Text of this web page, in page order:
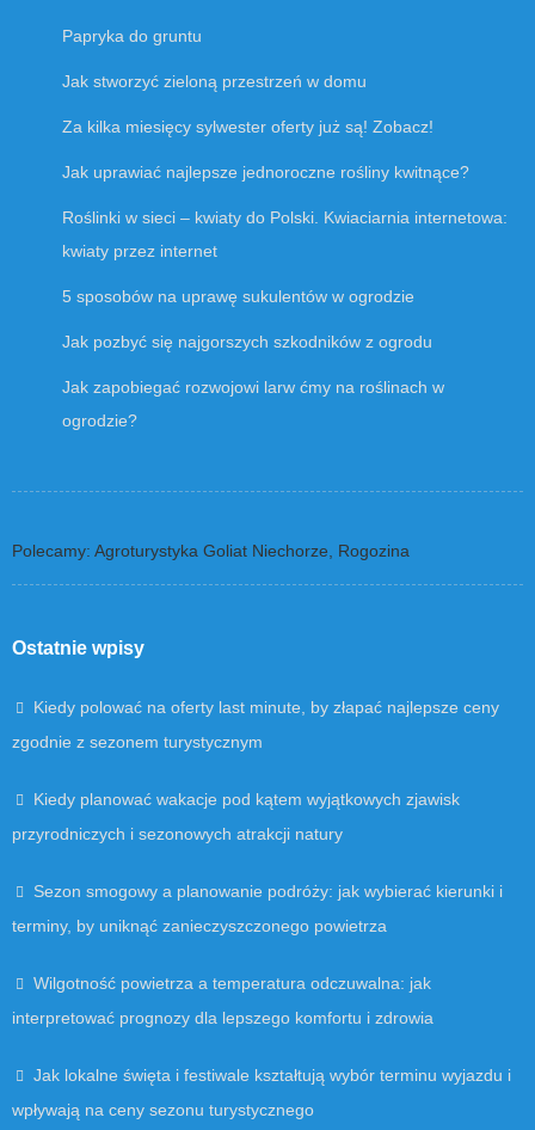
Papryka do gruntu
Jak stworzyć zieloną przestrzeń w domu
Za kilka miesięcy sylwester oferty już są! Zobacz!
Jak uprawiać najlepsze jednoroczne rośliny kwitnące?
Roślinki w sieci – kwiaty do Polski. Kwiaciarnia internetowa:
kwiaty przez internet
5 sposobów na uprawę sukulentów w ogrodzie
Jak pozbyć się najgorszych szkodników z ogrodu
Jak zapobiegać rozwojowi larw ćmy na roślinach w
ogrodzie?
Polecamy: Agroturystyka Goliat Niechorze, Rogozina
Ostatnie wpisy
Kiedy polować na oferty last minute, by złapać najlepsze ceny
zgodnie z sezonem turystycznym
Kiedy planować wakacje pod kątem wyjątkowych zjawisk
przyrodniczych i sezonowych atrakcji natury
Sezon smogowy a planowanie podróży: jak wybierać kierunki i
terminy, by uniknąć zanieczyszczonego powietrza
Wilgotność powietrza a temperatura odczuwalna: jak
interpretować prognozy dla lepszego komfortu i zdrowia
Jak lokalne święta i festiwale kształtują wybór terminu wyjazdu i
wpływają na ceny sezonu turystycznego